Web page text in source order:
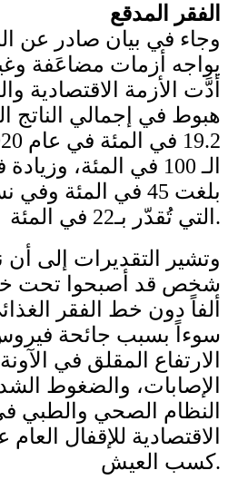
الفقر المدقع
وجاء في بيان صادر عن
يواجه أزمات مضاعَفة
أدَّت الأزمة الاقتصادية
هبوط في إجمالي الناتج
الـ 100 في المئة،
بلغت 45 في المئة
التي تُقدّر بـ22 في المئة.
ألفاً دون خط الفقر
سوءاً بسبب جائحة
الارتفاع المقلق في
الإصابات، والضغوط
النظام الصحي والطبي في
الاقتصادية للإقفال
كسب العيش.